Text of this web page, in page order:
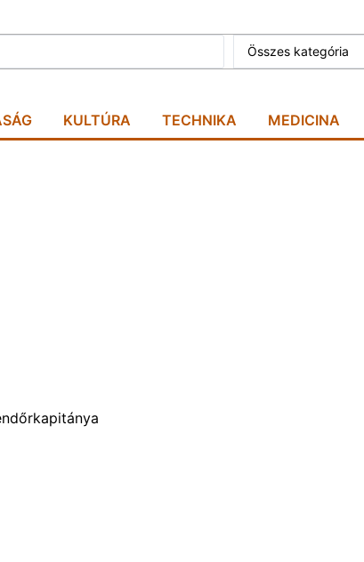
Összes kategória
KULTÚRA TECHNIKA MEDICINA